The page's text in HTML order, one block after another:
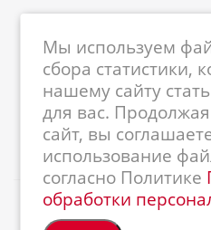
185005, г.
2026 ©
Мы используем
сбора статистики,
нашему сайту
для вас.
сайт, вы
использование
согласно Политике
обработки